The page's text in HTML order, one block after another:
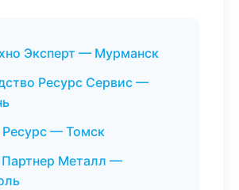
Эксперт — Мурманск
Ресурс Сервис —
— Томск
Металл —